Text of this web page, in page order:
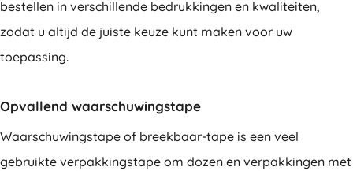
bestellen in verschillende bedrukkingen en kwaliteiten,
zodat u altijd de juiste keuze kunt maken voor uw
toepassing.
Opvallend waarschuwingstape
Waarschuwingstape of breekbaar-tape is een veel
gebruikte verpakkingstape om dozen en verpakkingen met